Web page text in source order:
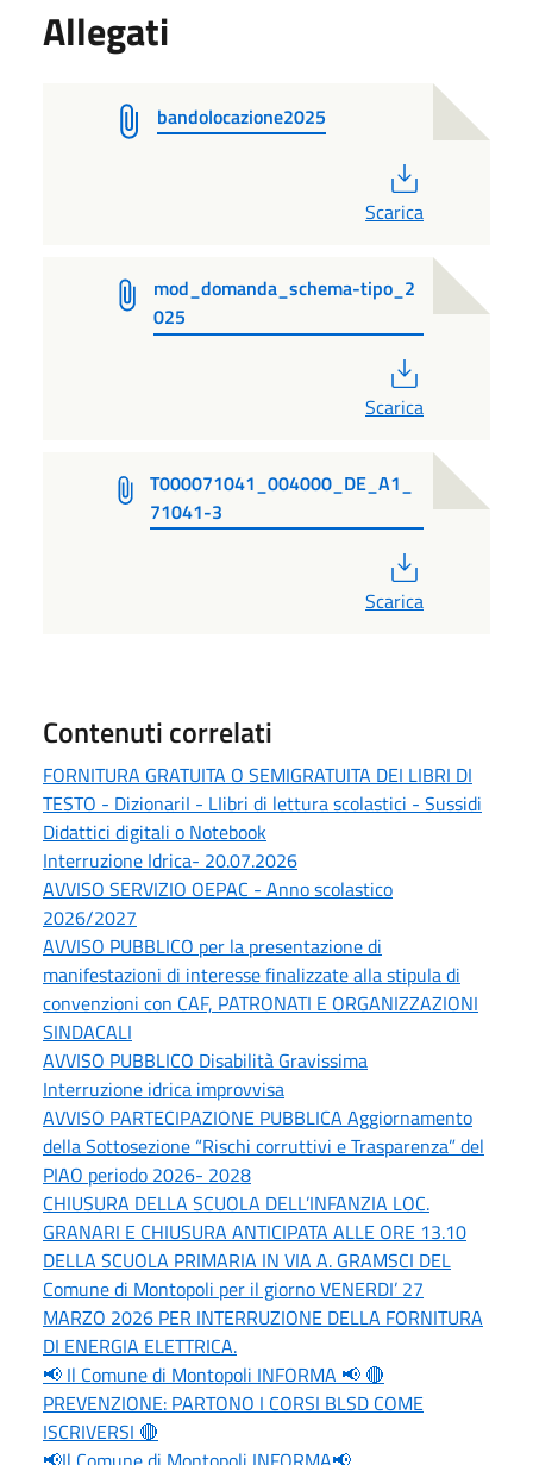
Allegati
bandolocazione2025
Scarica
mod_domanda_schema-tipo_2
025
Scarica
T000071041_004000_DE_A1_
71041-3
Scarica
Contenuti correlati
FORNITURA GRATUITA O SEMIGRATUITA DEI LIBRI DI
TESTO - DizionariI - LIibri di lettura scolastici - Sussidi
Didattici digitali o Notebook
Interruzione Idrica- 20.07.2026
AVVISO SERVIZIO OEPAC - Anno scolastico
2026/2027
AVVISO PUBBLICO per la presentazione di
manifestazioni di interesse finalizzate alla stipula di
convenzioni con CAF, PATRONATI E ORGANIZZAZIONI
SINDACALI
AVVISO PUBBLICO Disabilità Gravissima
Interruzione idrica improvvisa
AVVISO PARTECIPAZIONE PUBBLICA Aggiornamento
della Sottosezione “Rischi corruttivi e Trasparenza” del
PIAO periodo 2026- 2028
CHIUSURA DELLA SCUOLA DELL’INFANZIA LOC.
GRANARI E CHIUSURA ANTICIPATA ALLE ORE 13.10
DELLA SCUOLA PRIMARIA IN VIA A. GRAMSCI DEL
Comune di Montopoli per il giorno VENERDI’ 27
MARZO 2026 PER INTERRUZIONE DELLA FORNITURA
DI ENERGIA ELETTRICA.
📢 Il Comune di Montopoli INFORMA 📢 🔴
PREVENZIONE: PARTONO I CORSI BLSD COME
ISCRIVERSI 🔴